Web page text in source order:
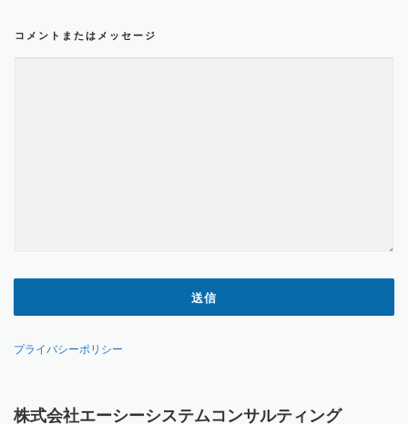
メ
ー
コメントまたはメッセージ
送信
プライバシーポリシー
株式会社エーシーシステムコンサルティング